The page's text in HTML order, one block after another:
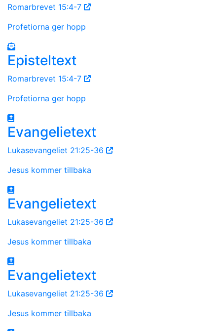
Romarbrevet 15:4-7
Profetiorna ger hopp
Episteltext
Romarbrevet 15:4-7
Profetiorna ger hopp
Evangelietext
Lukasevangeliet 21:25-36
Jesus kommer tillbaka
Evangelietext
Lukasevangeliet 21:25-36
Jesus kommer tillbaka
Evangelietext
Lukasevangeliet 21:25-36
Jesus kommer tillbaka